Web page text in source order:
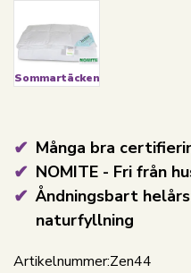
Många bra
NOMITE - Fri från
Åndningsbart
naturfyllning
Artikelnummer:Zen44
Sommartäcken